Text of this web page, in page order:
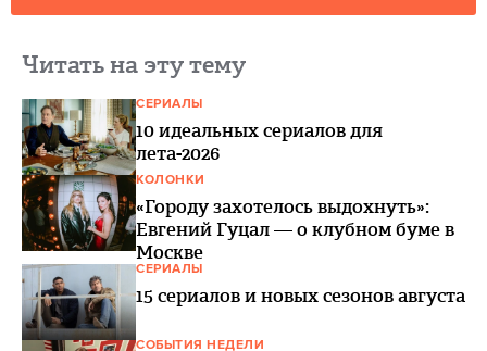
Читать на эту тему
СЕРИАЛЫ
10 идеальных сериалов для
лета-2026
КОЛОНКИ
«Городу захотелось выдохнуть»:
Евгений Гуцал — о клубном буме в
Москве
СЕРИАЛЫ
15 сериалов и новых сезонов августа
СОБЫТИЯ НЕДЕЛИ